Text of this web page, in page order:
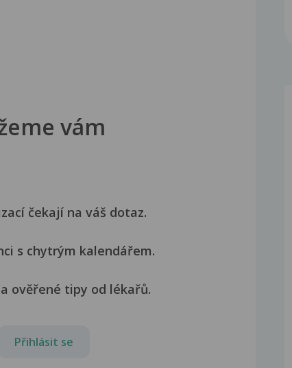
vám
čekají na váš dotaz.
s chytrým kalendářem.
ověřené tipy od lékařů.
Přihlásit se